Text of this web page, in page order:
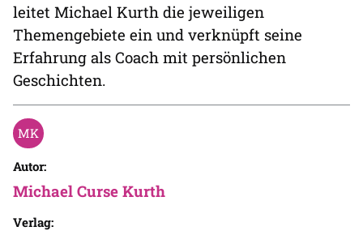
leitet Michael Kurth die jeweiligen
Themengebiete ein und verknüpft seine
Erfahrung als Coach mit persönlichen
Geschichten.
Autor:
Michael Curse Kurth
Verlag: